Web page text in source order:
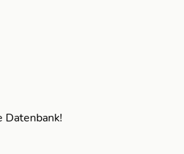
Datenbank!